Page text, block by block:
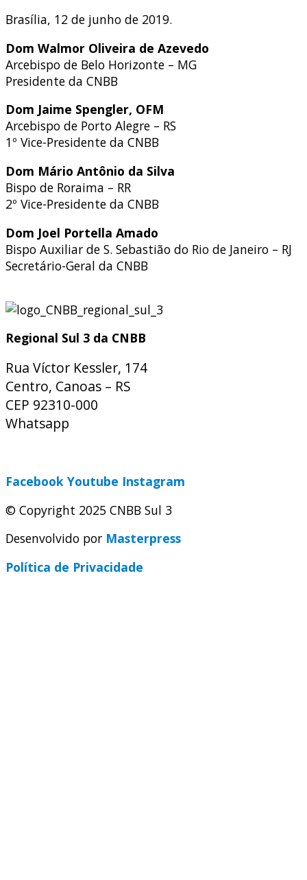
Brasília, 12 de junho de 2019.
Dom Walmor Oliveira de Azevedo
Arcebispo de Belo Horizonte – MG
Presidente da CNBB
Dom Jaime Spengler, OFM
Arcebispo de Porto Alegre – RS
1º Vice-Presidente da CNBB
Dom Mário Antônio da Silva
Bispo de Roraima – RR
2º Vice-Presidente da CNBB
Dom Joel Portella Amado
Bispo Auxiliar de S. Sebastião do Rio de Janeiro – RJ
Secretário-Geral da CNBB
Regional Sul 3 da CNBB
Rua Víctor Kessler, 174
Centro, Canoas – RS
CEP 92310-000
Whatsapp
Facebook Youtube Instagram
© Copyright 2025 CNBB Sul 3
Desenvolvido por Masterpress
Política de Privacidade